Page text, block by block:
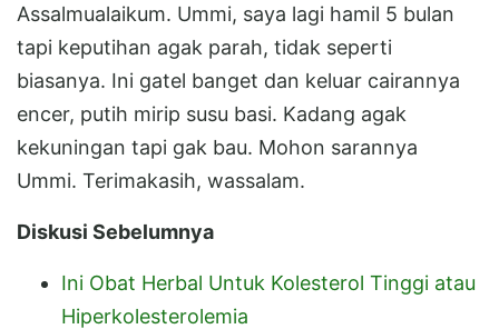
Assalmualaikum. Ummi, saya lagi hamil 5 bulan
tapi keputihan agak parah, tidak seperti
biasanya. Ini gatel banget dan keluar cairannya
encer, putih mirip susu basi. Kadang agak
kekuningan tapi gak bau. Mohon sarannya
Ummi. Terimakasih, wassalam.
Diskusi Sebelumnya
Ini Obat Herbal Untuk Kolesterol Tinggi atau
Hiperkolesterolemia